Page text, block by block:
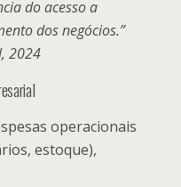
do acesso a
dos negócios.”
2024
operacionais
estoque),